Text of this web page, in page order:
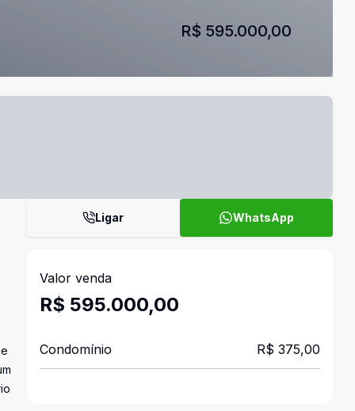
R$ 595.000,00
Ligar WhatsApp
Valor venda
R$ 595.000,00
Condomínio R$ 375,00